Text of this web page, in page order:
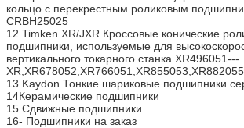
кольцо с перекрестным роликовым
CRBH25025
12.Timken XR/JXR Кроссовые конические
подшипники, используемые для
вертикального токарного станка XR496051---
13.Kaydon Тонкие шариковые подшипники
14Керамические подшипники
15.Сдвижные подшипники
16- Подшипники на заказ